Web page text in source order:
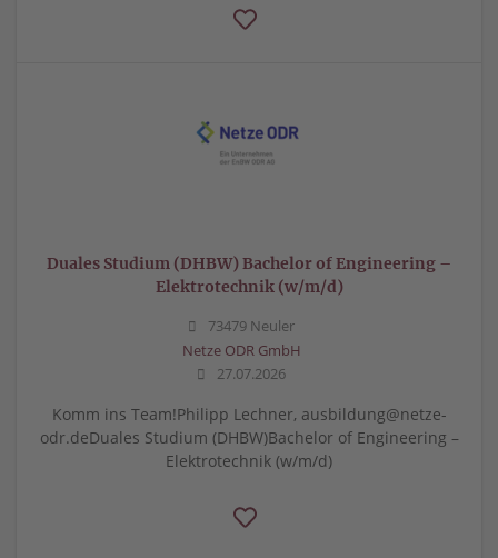
Duales Studium (DHBW) Bachelor of Engineering –
Elektrotechnik (w/m/d)
73479 Neuler
Netze ODR GmbH
27.07.2026
Komm ins Team!Philipp Lechner, ausbildung@netze-
odr.deDuales Studium (DHBW)Bachelor of Engineering –
Elektrotechnik (w/m/d)